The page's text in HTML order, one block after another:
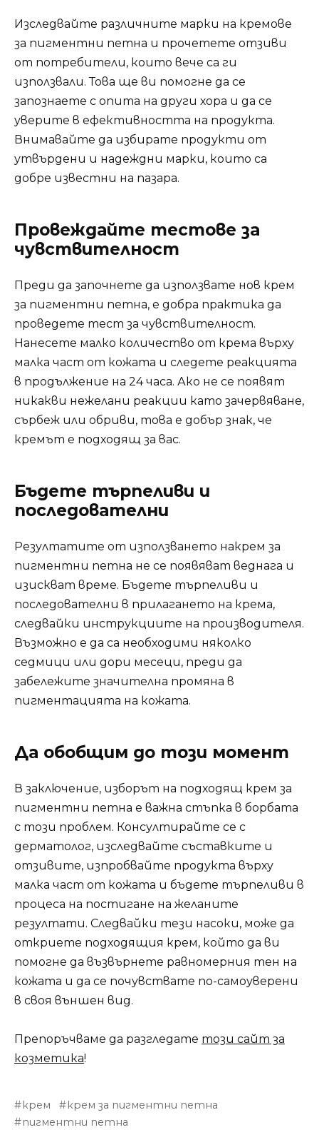
Изследвайте различните марки на кремове
за пигментни петна и прочетете отзиви
от потребители, които вече са ги
използвали. Това ще ви помогне да се
запознаете с опита на други хора и да се
уверите в ефективността на продукта.
Внимавайте да избирате продукти от
утвърдени и надеждни марки, които са
добре известни на пазара.
Провеждайте тестове за
чувствителност
Преди да започнете да използвате нов крем
за пигментни петна, е добра практика да
проведете тест за чувствителност.
Нанесете малко количество от крема върху
малка част от кожата и следете реакцията
в продължение на 24 часа. Ако не се появят
никакви нежелани реакции като зачервяване,
сърбеж или обриви, това е добър знак, че
кремът е подходящ за вас.
Бъдете търпеливи и
последователни
Резултатите от използването накрем за
пигментни петна не се появяват веднага и
изискват време. Бъдете търпеливи и
последователни в прилагането на крема,
следвайки инструкциите на производителя.
Възможно е да са необходими няколко
седмици или дори месеци, преди да
забележите значителна промяна в
пигментацията на кожата.
Да обобщим до този момент
В заключение, изборът на подходящ крем за
пигментни петна е важна стъпка в борбата
с този проблем. Консултирайте се с
дерматолог, изследвайте съставките и
отзивите, изпробвайте продукта върху
малка част от кожата и бъдете търпеливи в
процеса на постигане на желаните
резултати. Следвайки тези насоки, може да
откриете подходящия крем, който да ви
помогне да възвърнете равномерния тен на
кожата и да се почувствате по-самоуверени
в своя външен вид.
Препоръчваме да разгледате този сайт за
козметика!
крем
крем за пигментни петна
пигментни петна